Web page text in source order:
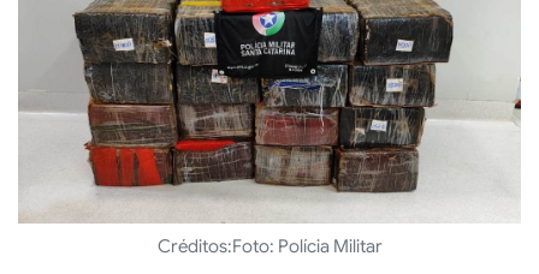
Créditos:Foto: Polícia Militar